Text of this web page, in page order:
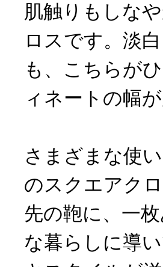
肌触りもしな
ロスです。淡
も、こちらが
ィネートの幅
さまざまな使
のスクエアク
先の鞄に、一
な暮らしに導